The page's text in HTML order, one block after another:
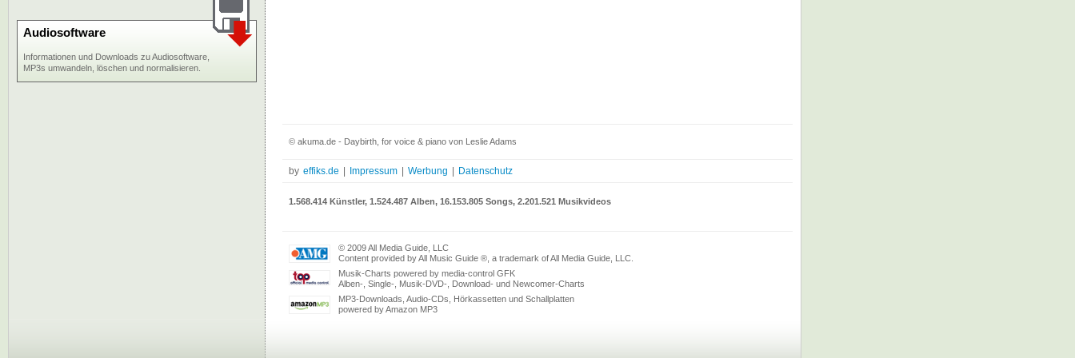
Audiosoftware
Informationen und Downloads zu Audiosoftware,
MP3s umwandeln, löschen und normalisieren.
© akuma.de - Daybirth, for voice & piano von Leslie Adams
by effiks.de Impressum Werbung Datenschutz
1.568.414 Künstler, 1.524.487 Alben, 16.153.805 Songs, 2.201.521 Musikvideos
© 2009 All Media Guide, LLC
Content provided by All Music Guide ®, a trademark of All Media Guide, LLC.
Musik-Charts powered by media-control GFK
Alben-, Single-, Musik-DVD-, Download- und Newcomer-Charts
MP3-Downloads, Audio-CDs, Hörkassetten und Schallplatten
powered by Amazon MP3